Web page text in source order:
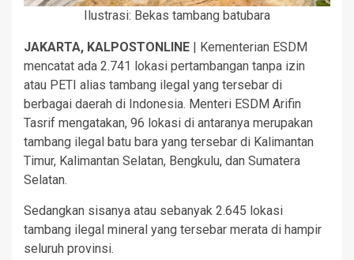
Ilustrasi: Bekas tambang batubara
JAKARTA, KALPOSTONLINE | Kementerian ESDM
mencatat ada 2.741 lokasi pertambangan tanpa izin
atau PETI alias tambang ilegal yang tersebar di
berbagai daerah di Indonesia. Menteri ESDM Arifin
Tasrif mengatakan, 96 lokasi di antaranya merupakan
tambang ilegal batu bara yang tersebar di Kalimantan
Timur, Kalimantan Selatan, Bengkulu, dan Sumatera
Selatan.
Sedangkan sisanya atau sebanyak 2.645 lokasi
tambang ilegal mineral yang tersebar merata di hampir
seluruh provinsi.